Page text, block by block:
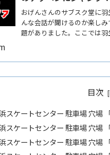
おげんさんのサブスク堂に
んな会話が聞けるのか楽し
題がありました。ここでは
目次
スケートセンター 駐車場 穴場
スケートセンター 駐車場 穴場
スケートセンター 駐車場 穴場